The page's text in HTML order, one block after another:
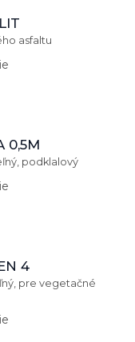
asfaltu
0,5M
podklalový
4
pre vegetačné